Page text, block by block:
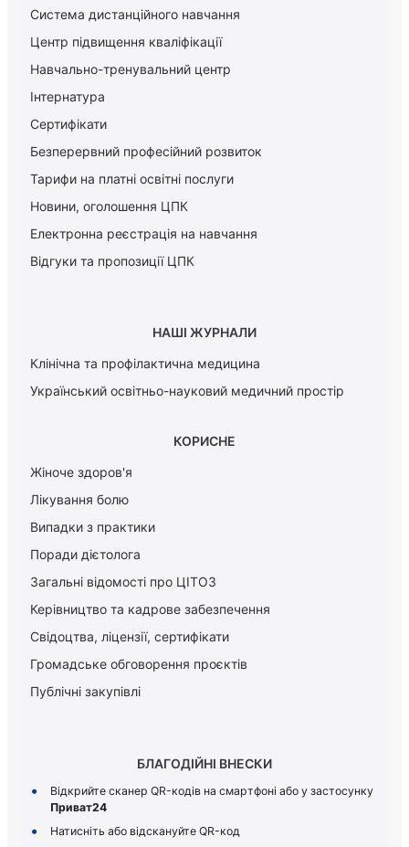
Система дистанційного навчання
Центр підвищення кваліфікації
Навчально-тренувальний центр
Інтернатура
Сертифікати
Безперервний професійний розвиток
Тарифи на платні освітні послуги
Новини, оголошення ЦПК
Електронна реєстрація на навчання
Відгуки та пропозиції ЦПК
НАШІ ЖУРНАЛИ
Клінічна та профілактична медицина
Український освітньо-науковий медичний простір
КОРИСНЕ
Жіноче здоров'я
Лікування болю
Випадки з практики
Поради дієтолога
Загальні відомості про ЦІТОЗ
Керiвництво та кадрове забезпечення
Свідоцтва, ліцензії, сертифікати
Громадське обговорення проєктів
Публічні закупівлі
БЛАГОДІЙНІ ВНЕСКИ
Відкрийте сканер QR-кодів на смартфоні або у застосунку
Приват24
Натисніть або відскануйте QR-код